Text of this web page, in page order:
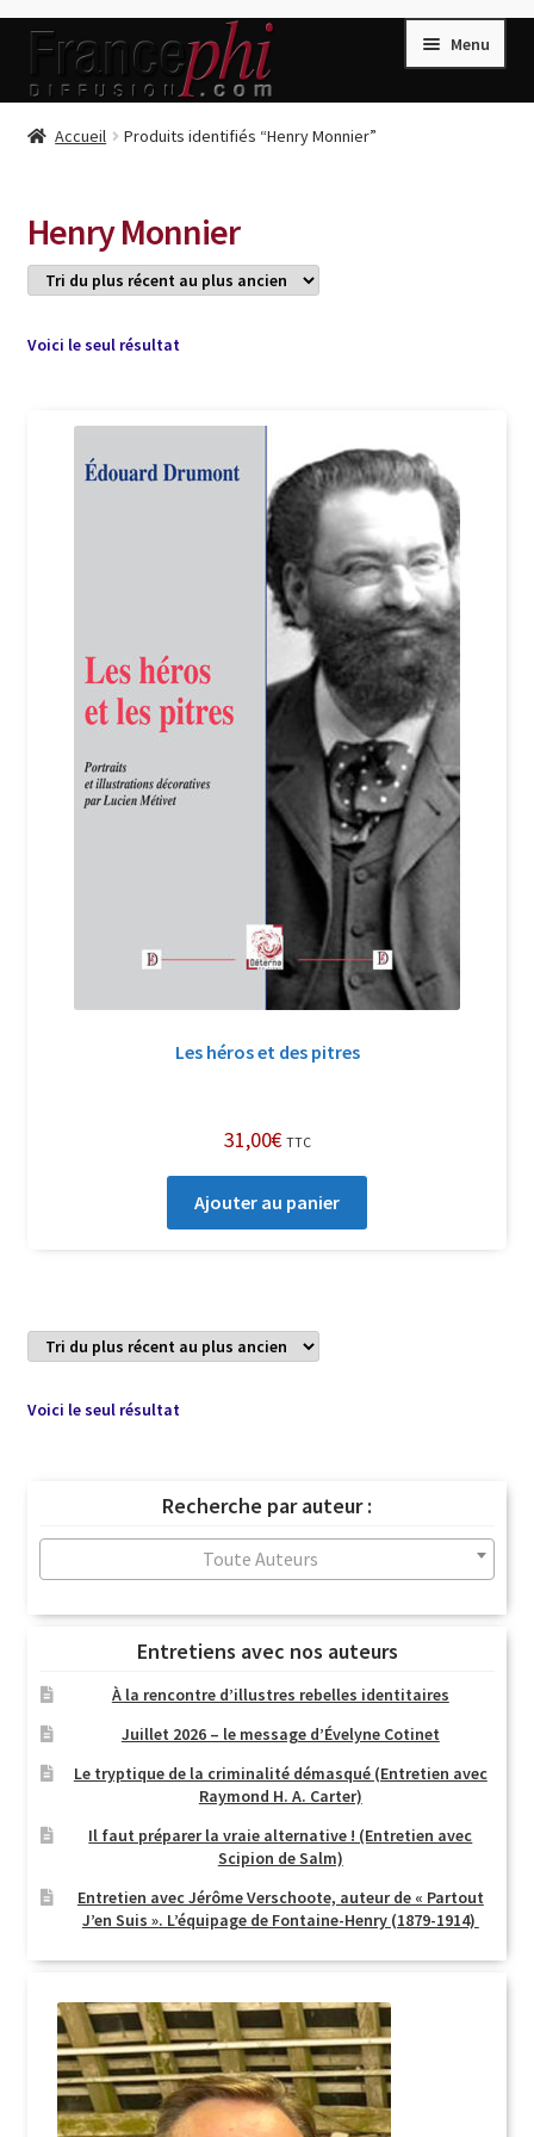
Aller
la
Aller
contenu
Menu
Accueil
Compte
Conditions de Vente
Connection
Listes d’Envies
Livres de Peter Randa
Nous Contacter
Panier
Politique de confidentialité et cookies
Qui sommes-nous ?
Accueil Produits identifiés “Henry Monnier”
Henry Monnier
Voici le seul résultat
Les héros et des pitres
31,00€ TTC
Ajouter au panier
Voici le seul résultat
Recherche par auteur :
Toute Auteurs
Entretiens avec nos auteurs
À la rencontre d’illustres rebelles identitaires
Juillet 2026 – le message d’Évelyne Cotinet
Le tryptique de la criminalité démasqué (Entretien avec
Raymond H. A. Carter)
Il faut préparer la vraie alternative ! (Entretien avec
Scipion de Salm)
Entretien avec Jérôme Verschoote, auteur de « Partout
J’en Suis ». L’équipage de Fontaine-Henry (1879-1914)